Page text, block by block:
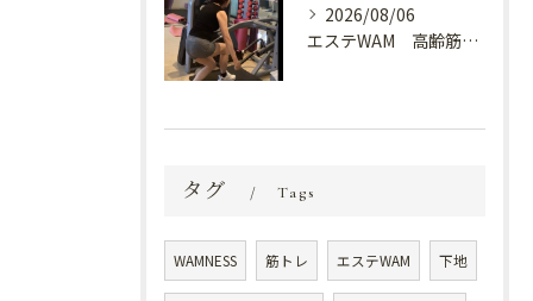
2026/08/06
エステWAM 高齢筋トレ
タグ Tags
WAMNESS 筋トレ エステWAM 下地